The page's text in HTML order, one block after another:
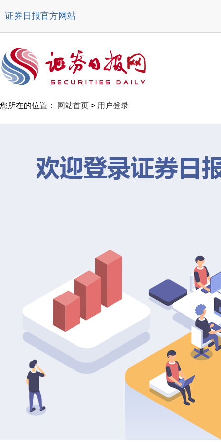
证券日报官方网站
您所在的位置： 网站首页 > 用户登录